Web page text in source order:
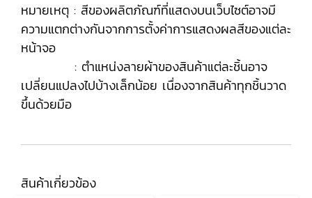
หมายเหตุ : สีของผลิตภัณฑ์ที่แสดงบนเว็บไซต์อาจมี
ความแตกต่างกันจากการตั้งค่าการแสดงผลสีของแต่ละ
หน้าจอ
: ตำแหน่งลายผ้าของสินค้าแต่ละชิ้นอาจ
เปลี่ยนแปลงไปบ้างเล็กน้อย เนื่องจากสินค้าทุกชิ้นวาด
ขึ้นด้วยมือ
สินค้าเกี่ยวข้อง